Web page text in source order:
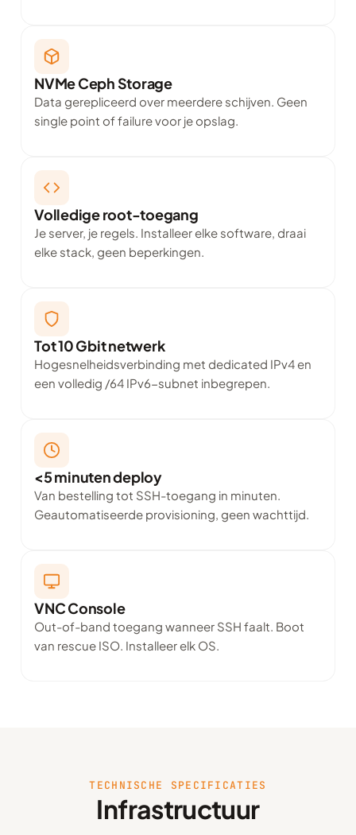
NVMe Ceph Storage
Data gerepliceerd over meerdere schijven. Geen
single point of failure voor je opslag.
Volledige root-toegang
Je server, je regels. Installeer elke software, draai
elke stack, geen beperkingen.
Tot 10 Gbit netwerk
Hogesnelheidsverbinding met dedicated IPv4 en
een volledig /64 IPv6-subnet inbegrepen.
<5 minuten deploy
Van bestelling tot SSH-toegang in minuten.
Geautomatiseerde provisioning, geen wachttijd.
VNC Console
Out-of-band toegang wanneer SSH faalt. Boot
van rescue ISO. Installeer elk OS.
TECHNISCHE SPECIFICATIES
Infrastructuur